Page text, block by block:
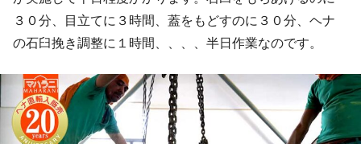
３０分、目立てに３時間、蓋をもどすのに３０分、ヘナ
の石臼挽き調整に１時間、、、、半日作業なのです。